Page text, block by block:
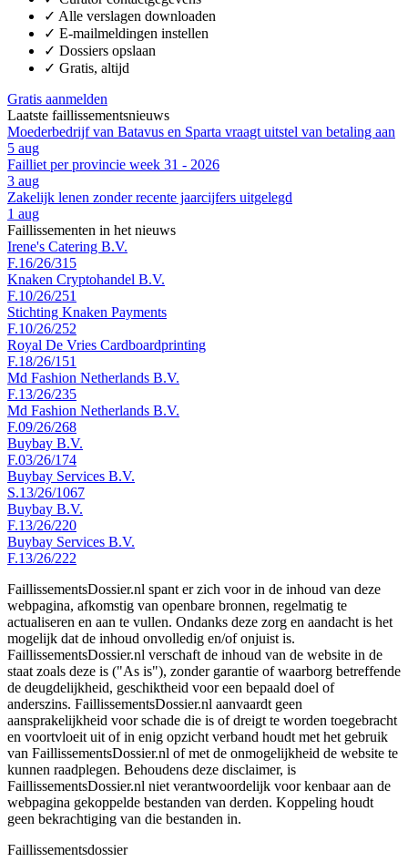
✓ Alle verslagen downloaden
✓ E-mailmeldingen instellen
✓ Dossiers opslaan
✓ Gratis, altijd
Gratis aanmelden
Laatste faillissementsnieuws
Moederbedrijf van Batavus en Sparta vraagt uitstel van betaling aan
5 aug
Failliet per provincie week 31 - 2026
3 aug
Zakelijk lenen zonder recente jaarcijfers uitgelegd
1 aug
Faillissementen in het nieuws
Irene's Catering B.V.
F.16/26/315
Knaken Cryptohandel B.V.
F.10/26/251
Stichting Knaken Payments
F.10/26/252
Royal De Vries Cardboardprinting
F.18/26/151
Md Fashion Netherlands B.V.
F.13/26/235
Md Fashion Netherlands B.V.
F.09/26/268
Buybay B.V.
F.03/26/174
Buybay Services B.V.
S.13/26/1067
Buybay B.V.
F.13/26/220
Buybay Services B.V.
F.13/26/222
FaillissementsDossier.nl spant er zich voor in de inhoud van deze
webpagina, afkomstig van openbare bronnen, regelmatig te
actualiseren en aan te vullen. Ondanks deze zorg en aandacht is het
mogelijk dat de inhoud onvolledig en/of onjuist is.
FaillissementsDossier.nl verschaft de inhoud van de website in de
staat zoals deze is ("As is"), zonder garantie of waarborg betreffende
de deugdelijkheid, geschiktheid voor een bepaald doel of
anderszins. FaillissementsDossier.nl aanvaardt geen
aansprakelijkheid voor schade die is of dreigt te worden toegebracht
en voortvloeit uit of in enig opzicht verband houdt met het gebruik
van FaillissementsDossier.nl of met de onmogelijkheid de website te
kunnen raadplegen. Behoudens deze disclaimer, is
FaillissementsDossier.nl niet verantwoordelijk voor kenbaar aan de
webpagina gekoppelde bestanden van derden. Koppeling houdt
geen bekrachtiging van die bestanden in.
Faillissementsdossier